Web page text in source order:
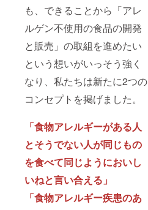
も、できることから「アレ
ルゲン不使用の食品の開発
と販売」の取組を進めたい
という想いがいっそう強く
なり、私たちは新たに2つの
コンセプトを掲げました。
「食物アレルギーがある人
とそうでない人が同じもの
を食べて同じようにおいし
いねと言い合える」
「食物アレルギー疾患のあ